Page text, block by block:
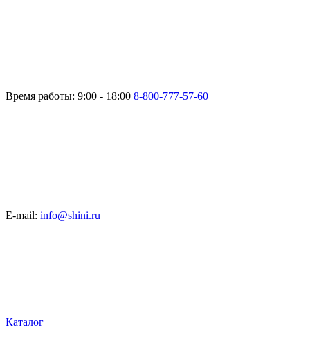
Время работы: 9:00 - 18:00 8-800-777-57-60
E-mail: info@shini.ru
Каталог